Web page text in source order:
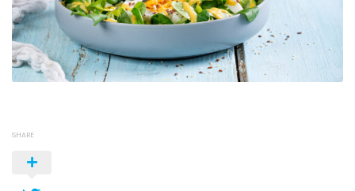
SHARE